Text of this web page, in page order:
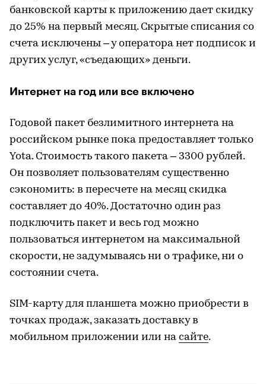
банковской карты к приложению дает скидку
до 25% на первый месяц. Скрытые списания со
счета исключены – у оператора нет подписок и
других услуг, «съедающих» деньги.
Интернет на год или все включено
Годовой пакет безлимитного интернета на
российском рынке пока предоставляет только
Yota. Стоимость такого пакета – 3300 рублей.
Он позволяет пользователям существенно
сэкономить: в пересчете на месяц скидка
составляет до 40%. Достаточно один раз
подключить пакет и весь год можно
пользоваться интернетом на максимальной
скорости, не задумываясь ни о трафике, ни о
состоянии счета.
SIM-карту для планшета можно приобрести в
точках продаж, заказать доставку в
мобильном приложении или на сайте.